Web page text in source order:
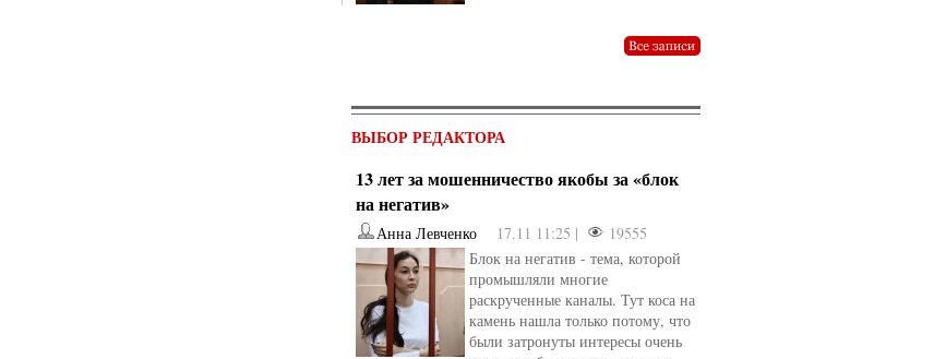
ВЫБОР РЕДАКТОРА
13 лет за мошенничество якобы за «блок
на негатив»
Анна Левченко 17.11 11:25 |
19555
Блок на негатив - тема, которой
промышляли многие
раскрученные каналы. Тут коса на
камень нашла только потому, что
были затронуты интересы очень